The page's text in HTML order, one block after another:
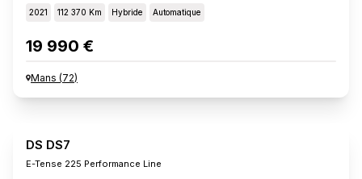
2021 112 370 Km Hybride Automatique
19 990 €
Mans (72)
DS DS7
E-Tense 225 Performance Line